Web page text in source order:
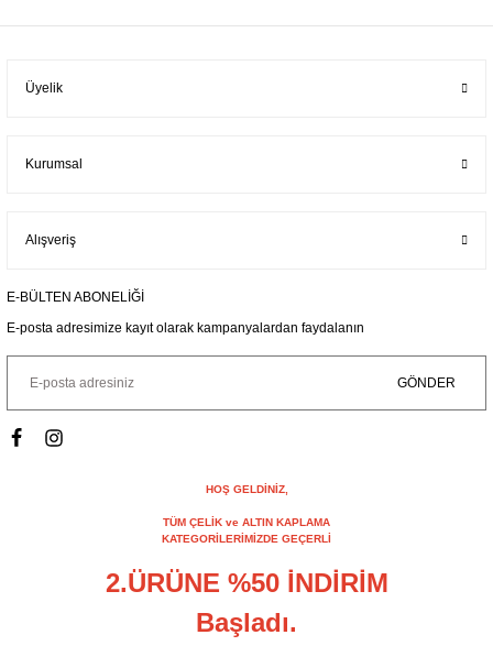
Üyelik
Kurumsal
Alışveriş
E-BÜLTEN ABONELİĞİ
E-posta adresimize kayıt olarak kampanyalardan faydalanın
GÖNDER
HOŞ GELDİNİZ,
TÜM ÇELİK ve ALTIN KAPLAMA
KATEGORİLERİMİZDE GEÇERLİ
2.ÜRÜNE %50 İNDİRİM
Başladı.